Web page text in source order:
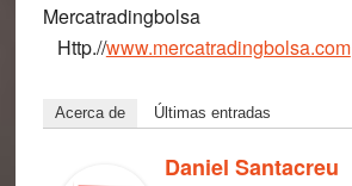
Mercatradingbolsa
Http.//www.mercatradingbolsa.com
Acerca de Últimas entradas
Daniel Santacreu